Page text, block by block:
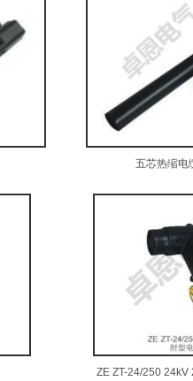
五芯热缩电
ZE ZT-24/250